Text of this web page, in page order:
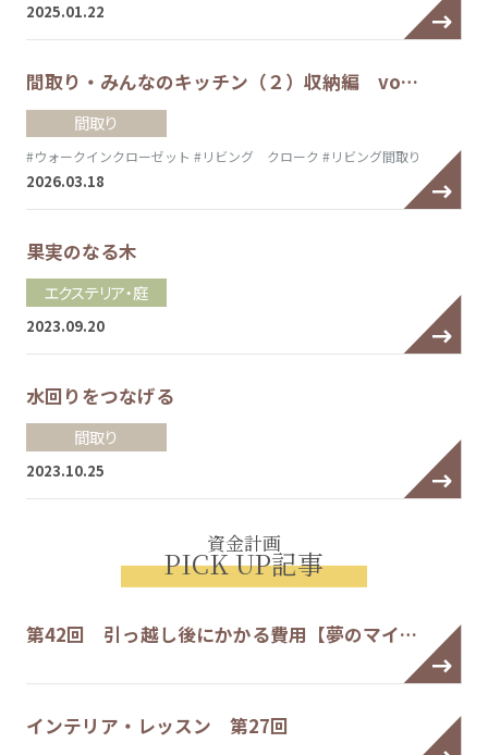
2025.01.22
間取り・みんなのキッチン（２）収納編 vo…
間取り
#ウォークインクローゼット #リビング クローク #リビング間取り
2026.03.18
果実のなる木
エクステリア・庭
2023.09.20
水回りをつなげる
間取り
2023.10.25
資金計画
PICK UP記事
第42回 引っ越し後にかかる費用【夢のマイ…
インテリア・レッスン 第27回